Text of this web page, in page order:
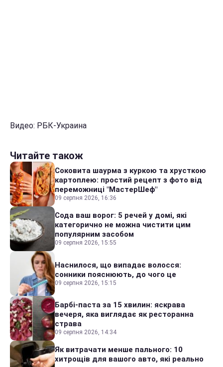
Видео: РБК-Украина
Читайте також
Соковита шаурма з куркою та хрусткою
картоплею: простий рецепт з фото від
переможниці "МастерШеф"
09 серпня 2026, 16:36
Сода ваш ворог: 5 речей у домі, які
категорично не можна чистити цим
популярним засобом
09 серпня 2026, 15:55
Наснилося, що випадає волосся:
сонники пояснюють, до чого це
09 серпня 2026, 15:15
Барбі-паста за 15 хвилин: яскрава
вечеря, яка виглядає як ресторанна
страва
09 серпня 2026, 14:34
Як витрачати менше пального: 10
хитрощів для вашого авто, які реально